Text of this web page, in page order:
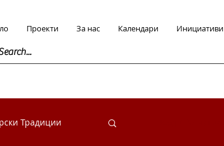
Проекти За нас Календари Инициативи
Традиции